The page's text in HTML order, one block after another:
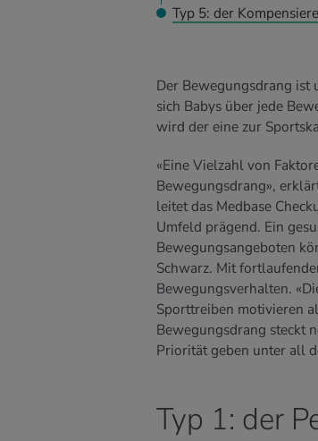
Typ 5: der
Der Bewegungsdrang ist
sich Babys über jede
wird der eine zur
«Eine Vielzahl von
Bewegungsdrang»,
leitet das Medbase
Umfeld prägend. Ein
Bewegungsangeboten
Schwarz. Mit
Bewegungsverhalten.
Sporttreiben motivieren
Bewegungsdrang steckt
Priorität geben unter all
Typ 1: der